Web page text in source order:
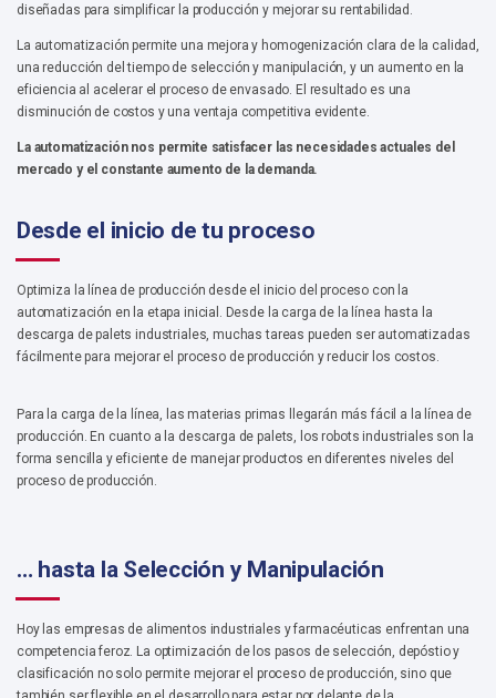
diseñadas para simplificar la producción y mejorar su rentabilidad.
La automatización permite una mejora y homogenización clara de la calidad,
una reducción del tiempo de selección y manipulación, y un aumento en la
eficiencia al acelerar el proceso de envasado. El resultado es una
disminución de costos y una ventaja competitiva evidente.
La automatización nos permite satisfacer las necesidades actuales del
mercado y el constante aumento de la demanda.
Desde el inicio de tu proceso
Optimiza la línea de producción desde el inicio del proceso con la
automatización en la etapa inicial. Desde la carga de la línea hasta la
descarga de palets industriales, muchas tareas pueden ser automatizadas
fácilmente para mejorar el proceso de producción y reducir los costos.
Para la carga de la línea, las materias primas llegarán más fácil a la línea de
producción. En cuanto a la descarga de palets, los robots industriales son la
forma sencilla y eficiente de manejar productos en diferentes niveles del
proceso de producción.
… hasta la Selección y Manipulación
Hoy las empresas de alimentos industriales y farmacéuticas enfrentan una
competencia feroz. La optimización de los pasos de selección, depóstio y
clasificación no solo permite mejorar el proceso de producción, sino que